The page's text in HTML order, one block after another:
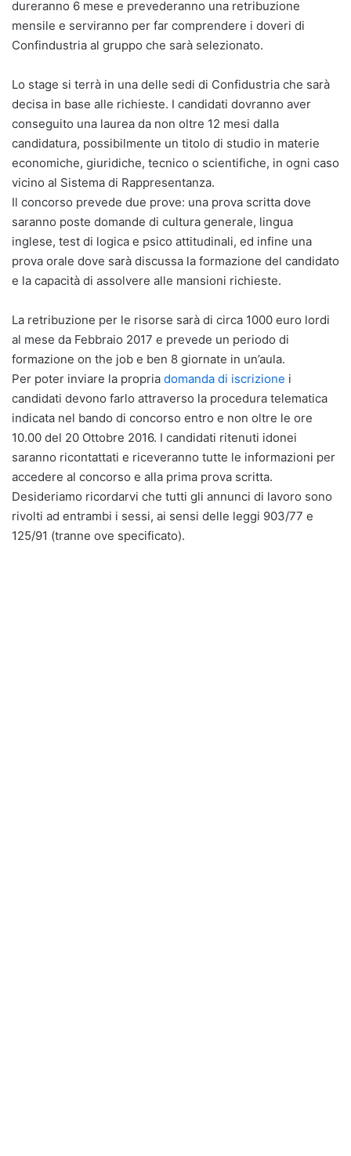
dureranno 6 mese e prevederanno una retribuzione
mensile e serviranno per far comprendere i doveri di
Confindustria al gruppo che sarà selezionato.
Lo stage si terrà in una delle sedi di Confidustria che sarà
decisa in base alle richieste. I candidati dovranno aver
conseguito una laurea da non oltre 12 mesi dalla
candidatura, possibilmente un titolo di studio in materie
economiche, giuridiche, tecnico o scientifiche, in ogni caso
vicino al Sistema di Rappresentanza.
Il concorso prevede due prove: una prova scritta dove
saranno poste domande di cultura generale, lingua
inglese, test di logica e psico attitudinali, ed infine una
prova orale dove sarà discussa la formazione del candidato
e la capacità di assolvere alle mansioni richieste.
La retribuzione per le risorse sarà di circa 1000 euro lordi
al mese da Febbraio 2017 e prevede un periodo di
formazione on the job e ben 8 giornate in un’aula.
Per poter inviare la propria domanda di iscrizione i
candidati devono farlo attraverso la procedura telematica
indicata nel bando di concorso entro e non oltre le ore
10.00 del 20 Ottobre 2016. I candidati ritenuti idonei
saranno ricontattati e riceveranno tutte le informazioni per
accedere al concorso e alla prima prova scritta.
Desideriamo ricordarvi che tutti gli annunci di lavoro sono
rivolti ad entrambi i sessi, ai sensi delle leggi 903/77 e
125/91 (tranne ove specificato).